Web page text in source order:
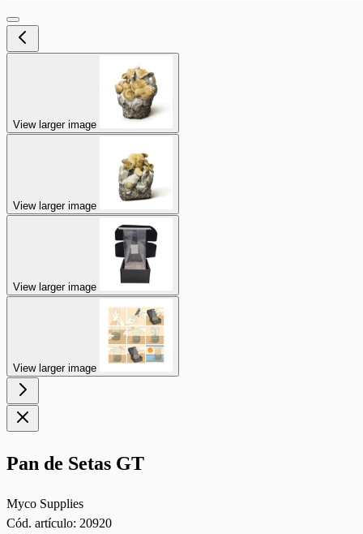
View larger image
View larger image
View larger image
View larger image
Pan de Setas GT
Myco Supplies
Cód. artículo: 20920